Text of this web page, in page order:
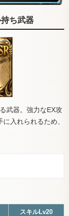
ち武器
武器。強力なEX攻
入れられるため、
スキルLv20